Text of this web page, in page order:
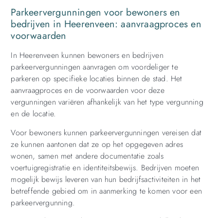
Parkeervergunningen voor bewoners en
bedrijven in Heerenveen: aanvraagproces en
voorwaarden
In Heerenveen kunnen bewoners en bedrijven
parkeervergunningen aanvragen om voordeliger te
parkeren op specifieke locaties binnen de stad. Het
aanvraagproces en de voorwaarden voor deze
vergunningen variëren afhankelijk van het type vergunning
en de locatie.
Voor bewoners kunnen parkeervergunningen vereisen dat
ze kunnen aantonen dat ze op het opgegeven adres
wonen, samen met andere documentatie zoals
voertuigregistratie en identiteitsbewijs. Bedrijven moeten
mogelijk bewijs leveren van hun bedrijfsactiviteiten in het
betreffende gebied om in aanmerking te komen voor een
parkeervergunning.